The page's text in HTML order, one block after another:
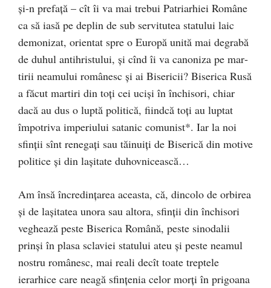
şi-n prefaţă – cît îi va mai trebui Patriarhiei Române
ca să iasă pe deplin de sub servitutea sta­­tu­lui laic
demonizat, orientat spre o Europă unită mai de­gra­bă
de du­hul antihristului, şi cînd îi va canoniza pe mar­
tirii neamului românesc şi ai Bisericii? Biserica Rusă
a făcut martiri din toţi cei ucişi în închisori, chiar
dacă au dus o lup­tă politică, fiindcă toţi au luptat
împotriva imperiului satanic comunist*. Iar la noi
sfin­ţii sînt renegaţi sau tăinuiţi de Bise­rică din motive
politice şi din laşitate duhovnicească…
Am însă încredinţarea aceasta, că, dincolo de orbirea
şi de laşitatea unora sau altora, sfinţii din în­chi­sori
veghează peste Biserica Română, peste sinodalii
prinşi în plasa scla­viei statului ateu şi peste neamul
nostru românesc, mai reali decît toate treptele
ierarhice care neagă sfinţenia celor morţi în prigoana